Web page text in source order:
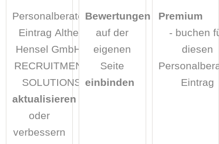
Personalberater-
Eintrag Althen
Hensel GmbH -
RECRUITMENT
SOLUTIONS
aktualisieren
oder
verbessern
Bewertungen
auf der
eigenen
Seite
einbinden
Premium
- buchen
diesen
Eintrag